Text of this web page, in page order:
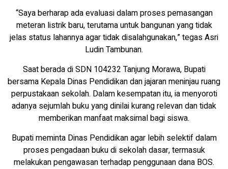
“Saya berharap ada evaluasi dalam proses pemasangan
meteran listrik baru, terutama untuk bangunan yang tidak
jelas status lahannya agar tidak disalahgunakan,” tegas Asri
Ludin Tambunan.
Saat berada di SDN 104232 Tanjung Morawa, Bupati
bersama Kepala Dinas Pendidikan dan jajaran meninjau ruang
perpustakaan sekolah. Dalam kesempatan itu, ia menyoroti
adanya sejumlah buku yang dinilai kurang relevan dan tidak
memberikan manfaat maksimal bagi siswa.
Bupati meminta Dinas Pendidikan agar lebih selektif dalam
proses pengadaan buku di sekolah dasar, termasuk
melakukan pengawasan terhadap penggunaan dana BOS.